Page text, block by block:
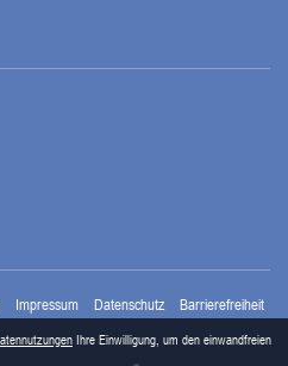
Impressum Datenschutz Barrierefreiheit
Ihre Einwilligung, um den einwandfreien